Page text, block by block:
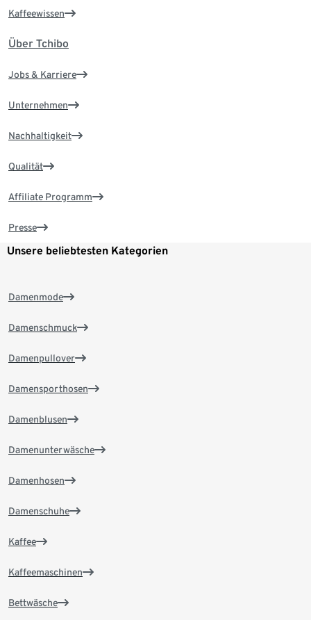
Kaffeewissen
Über Tchibo
Jobs & Karriere
Unternehmen
Nachhaltigkeit
Qualität
Affiliate Programm
Presse
Unsere beliebtesten Kategorien
Damenmode
Damenschmuck
Damenpullover
Damensporthosen
Damenblusen
Damenunterwäsche
Damenhosen
Damenschuhe
Kaffee
Kaffeemaschinen
Bettwäsche